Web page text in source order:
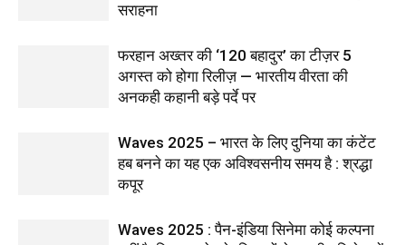
सराहना
फरहान अख्तर की ‘120 बहादुर’ का टीज़र 5
अगस्त को होगा रिलीज़ — भारतीय वीरता की
अनकही कहानी बड़े पर्दे पर
Waves 2025 – भारत के लिए दुनिया का कंटेंट
हब बनने का यह एक अविश्वसनीय समय है : श्रद्धा
कपूर
Waves 2025 : पैन-इंडिया सिनेमा कोई कल्पना